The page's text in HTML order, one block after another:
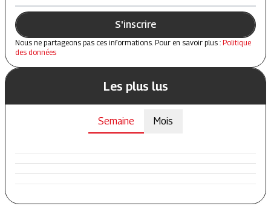
S'inscrire
Nous ne partageons pas ces informations. Pour en savoir plus : Politique
des données
Les plus lus
Semaine Mois